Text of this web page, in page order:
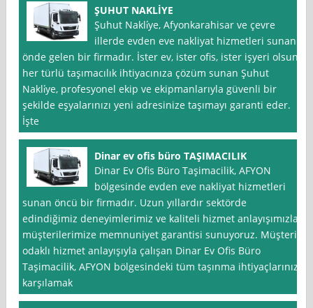
ŞUHUT NAKLİYE
Şuhut Nakli̇ye, Afyonkarahisar ve çevre
illerde evden eve nakliyat hizmetleri sunan
önde gelen bir firmadır. İster ev, ister ofis, ister işyeri olsun,
her türlü taşımacılık ihtiyacınıza çözüm sunan Şuhut
Nakli̇ye, profesyonel ekip ve ekipmanlarıyla güvenli bir
şekilde eşyalarınızı yeni adresinize taşımayı garanti eder.
İşte
Dinar ev ofis büro TAŞIMACILIK
Dinar Ev Ofis Büro Taşimacilik, AFYON
bölgesinde evden eve nakliyat hizmetleri
sunan öncü bir firmadır. Uzun yıllardır sektörde
edindiğimiz deneyimlerimiz ve kaliteli hizmet anlayışımızla
müşterilerimize memnuniyet garantisi sunuyoruz. Müşteri
odaklı hizmet anlayışıyla çalışan Dinar Ev Ofis Büro
Taşimacilik, AFYON bölgesindeki tüm taşınma ihtiyaçlarınızı
karşılamak